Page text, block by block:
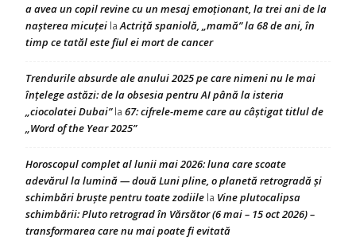
a avea un copil revine cu un mesaj emoționant, la trei ani de la
nașterea micuței laActriță spaniolă, „mamă” la 68 de ani, în
timp ce tatăl este fiul ei mort de cancer
Trendurile absurde ale anului 2025 pe care nimeni nu le mai
înțelege astăzi: de la obsesia pentru AI până la isteria
„ciocolatei Dubai”la 67: cifrele-meme care au câștigat titlul de
„Word of the Year 2025”
Horoscopul complet al lunii mai 2026: luna care scoate
adevărul la lumină — două Luni pline, o planetă retrogradă și
schimbări bruște pentru toate zodiile la Vine plutocalipsa
schimbării: Pluto retrograd în Vărsător (6 mai – 15 oct 2026) –
transformarea care nu mai poate fi evitată